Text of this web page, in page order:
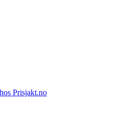
Prisjakt.no